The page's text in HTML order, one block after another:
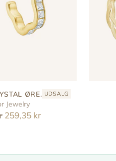
ØRE...UDSALG
Jewelry
259,35 kr